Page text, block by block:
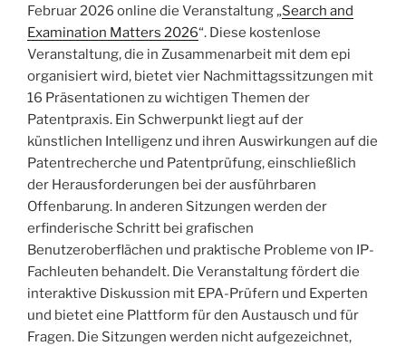
Februar 2026 online die Veranstaltung „Search and
Examination Matters 2026“. Diese kostenlose
Veranstaltung, die in Zusammenarbeit mit dem epi
organisiert wird, bietet vier Nachmittagssitzungen mit
16 Präsentationen zu wichtigen Themen der
Patentpraxis. Ein Schwerpunkt liegt auf der
künstlichen Intelligenz und ihren Auswirkungen auf die
Patentrecherche und Patentprüfung, einschließlich
der Herausforderungen bei der ausführbaren
Offenbarung. In anderen Sitzungen werden der
erfinderische Schritt bei grafischen
Benutzeroberflächen und praktische Probleme von IP-
Fachleuten behandelt. Die Veranstaltung fördert die
interaktive Diskussion mit EPA-Prüfern und Experten
und bietet eine Plattform für den Austausch und für
Fragen. Die Sitzungen werden nicht aufgezeichnet,